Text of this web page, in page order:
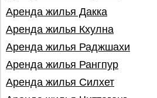
Аренда жилья Дакка
Аренда жилья Кхулна
Аренда жилья Раджшахи
Аренда жилья Рангпур
Аренда жилья Силхет